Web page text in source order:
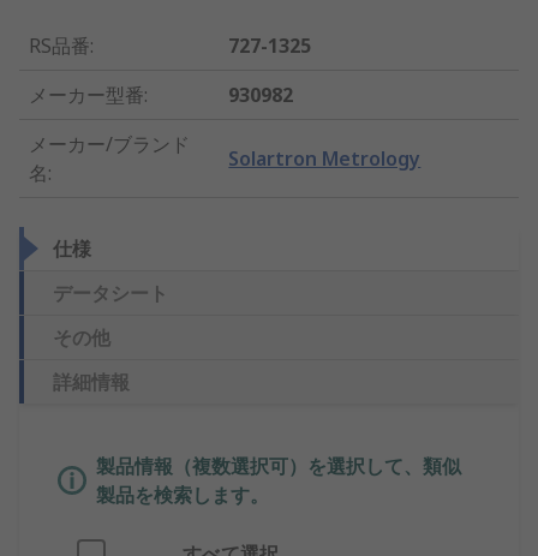
RS品番:
727-1325
メーカー型番:
930982
メーカー/ブランド
名:
Solartron Metrology
仕様
データシート
その他
詳細情報
製品情報（複数選択可）を選択して、類似
製品を検索します。